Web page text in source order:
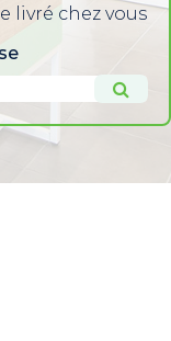
livré chez vous